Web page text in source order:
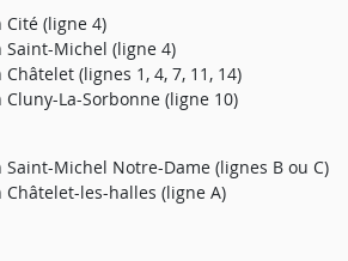
Cité (ligne 4)
Saint-Michel (ligne 4)
Châtelet (lignes 1, 4, 7, 11, 14)
Cluny-La-Sorbonne (ligne 10)
Saint-Michel Notre-Dame (lignes B ou C)
Châtelet-les-halles (ligne A)